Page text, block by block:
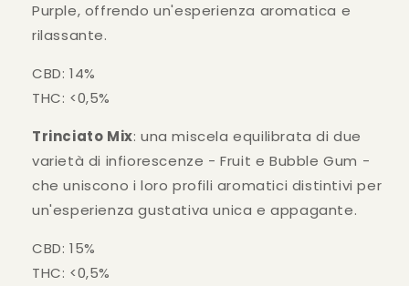
Purple, offrendo un'esperienza aromatica e
rilassante.
CBD: 14%
THC: <0,5%
Trinciato Mix: una miscela equilibrata di due
varietà di infiorescenze - Fruit e Bubble Gum -
che uniscono i loro profili aromatici distintivi per
un'esperienza gustativa unica e appagante.
CBD: 15%
THC: <0,5%